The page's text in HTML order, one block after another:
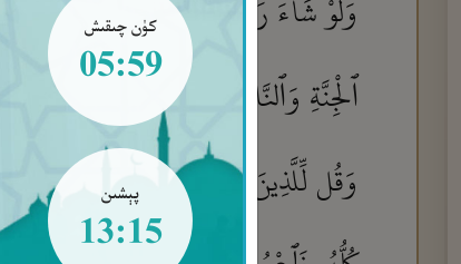
كۈن چىقىش
05:59
پېشىن
13:15
ٱلْجِنَّةِ وَٱلنَّاسِ أَجْمَعِينَ
وَكُلًّا
وَقُل لِّلَّذِينَ لَا يُؤْمِنُونَ ٱعْمَلُوا۟ عَلَىٰ